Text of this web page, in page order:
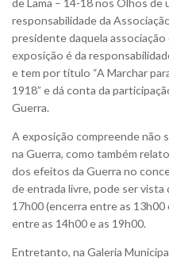
responsabilidade da
presidente daquela
exposição é da
e tem por título “A Marchar
1918” e dá conta da
Guerra.
A exposição compreende não
na Guerra, como também
dos efeitos da Guerra no
de entrada livre, pode ser vista
17h00 (encerra entre as 13h00
entre as 14h00 e as 19h00.
Entretanto, na Galeria